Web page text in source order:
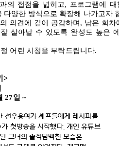
의 접점을 넓히고,
프로그램에
다양한 방식으로 확장해 나가고자
의견에 깊이 공감하며 , 남은 회차
살아날 수 있도록 완성도 높은
어린 시청을 부탁드립니다.
>
27일 ~
선우용여가 셰프들에게 레시피를
가 첫방송을 시작했다. 개인 유튜브
그녀의 솔직담백한 모습은